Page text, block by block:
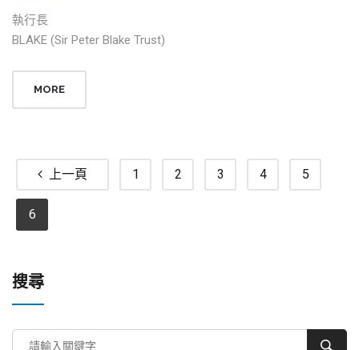
執行長
BLAKE (Sir Peter Blake Trust)
MORE
上一頁 1 2 3 4 5
6
搜尋